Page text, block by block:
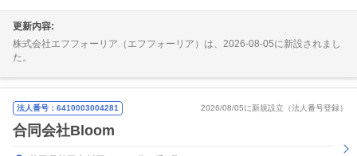
更新内容:
株式会社エフフォーリア（エフフォーリア）は、2026-08-05に新設されまし
た。
法人番号：6410003004281 2026/08/05に新規設立（法人番号登録）
合同会社Bloom